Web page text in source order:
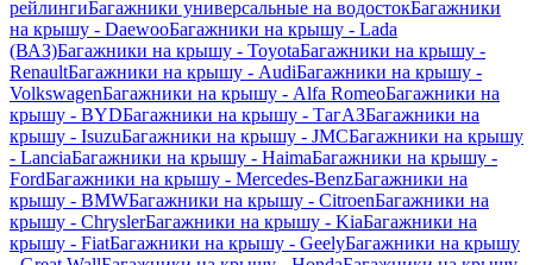
рейлингиБагажники универсальные на водостокБагажники
на крышу - DaewooБагажники на крышу - Lada
(ВАЗ)Багажники на крышу - ToyotaБагажники на крышу -
RenaultБагажники на крышу - AudiБагажники на крышу -
VolkswagenБагажники на крышу - Alfa RomeoБагажники на
крышу - BYDБагажники на крышу - ТагАЗБагажники на
крышу - IsuzuБагажники на крышу - JMCБагажники на крышу
- LanciaБагажники на крышу - HaimaБагажники на крышу -
FordБагажники на крышу - Mercedes-BenzБагажники на
крышу - BMWБагажники на крышу - CitroenБагажники на
крышу - ChryslerБагажники на крышу - KiaБагажники на
крышу - FiatБагажники на крышу - GeelyБагажники на крышу